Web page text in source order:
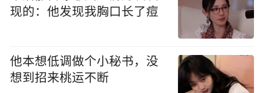
现的：他发现我胸口长了痘
他本想低调做个小秘书，没
想到招来桃运不断